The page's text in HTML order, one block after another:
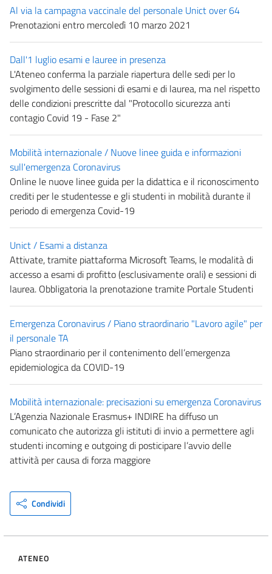
Al via la campagna vaccinale del personale Unict over 64
Prenotazioni entro mercoledì 10 marzo 2021
Dall'1 luglio esami e lauree in presenza
L'Ateneo conferma la parziale riapertura delle sedi per lo
svolgimento delle sessioni di esami e di laurea, ma nel rispetto
delle condizioni prescritte dal "Protocollo sicurezza anti
contagio Covid 19 - Fase 2"
Mobilità internazionale / Nuove linee guida e informazioni
sull'emergenza Coronavirus
Online le nuove linee guida per la didattica e il riconoscimento
crediti per le studentesse e gli studenti in mobilità durante il
periodo di emergenza Covid-19
Unict / Esami a distanza
Attivate, tramite piattaforma Microsoft Teams, le modalità di
accesso a esami di profitto (esclusivamente orali) e sessioni di
laurea. Obbligatoria la prenotazione tramite Portale Studenti
Emergenza Coronavirus / Piano straordinario "Lavoro agile" per
il personale TA
Piano straordinario per il contenimento dell’emergenza
epidemiologica da COVID-19
Mobilità internazionale: precisazioni su emergenza Coronavirus
L’Agenzia Nazionale Erasmus+ INDIRE ha diffuso un
comunicato che autorizza gli istituti di invio a permettere agli
studenti incoming e outgoing di posticipare l’avvio delle
attività per causa di forza maggiore
Condividi
ATENEO